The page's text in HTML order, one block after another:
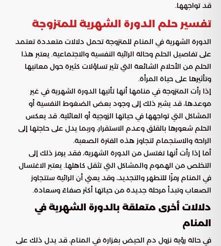
قد تواجهها.
تفسير حلم الدورة الشهرية للمتزوجة
الدورة الشهرية في المنام للمتزوجة تحمل دلالات متعددة تعتمد
على تفاصيل الحلم وحالة الرائية النفسية والاجتماعية. يعتبر هذا
الحلم من الأحلام الشائعة التي تثير تساؤلات كثيرة حول معانيها
وتأثيرها على حياة المرأة.
إذا رأت المتزوجة في منامها أنها تأتيها الدورة الشهرية في غير
موعدها، قد يشير ذلك إلى وجود بعض الضغوط النفسية أو
المشاكل التي تواجهها في حياتها الزوجية أو العائلية. قد يعكس
الحلم شعورها بالقلق وعدم الاستقرار، وربما يدل على حاجتها إلى
الراحة والاستجمام لتجاوز هذه الفترة الصعبة.
أما إذا رأت أنها تغتسل من الدورة الشهرية، فقد يرمز ذلك إلى
التخلص من الهموم والمشاكل التي تثقل كاهلها. يعتبر الاغتسال
في المنام رمزًا للتطهر والتجديد، وقد يعني أن الرائية ستتجاوز
الصعاب وتبدأ مرحلة جديدة من حياتها أكثر صفاءً وسعادة.
دلالات أخرى متعلقة بالدورة الشهرية في
المنام
في حالة رؤية نزول دم الحيض بغزارة في المنام، قد يدل ذلك على